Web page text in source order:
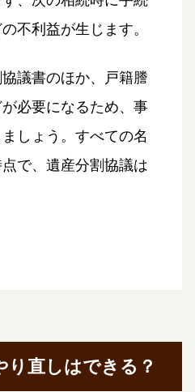
不利益が生じます。
議書のほか、戸籍謄
必要になるため、事
しょう。すべての名
で、遺産分割協議は
り直しはできる？